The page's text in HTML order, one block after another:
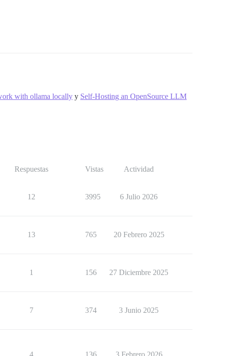
with ollama locally y Self-Hosting an OpenSource LLM
Respuestas Vistas Actividad
12 3995 6 Julio 2026
13 765 20 Febrero 2025
1 156 27 Diciembre 2025
7 374 3 Junio 2025